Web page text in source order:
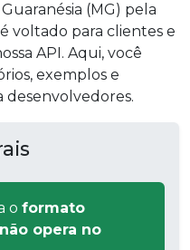
(MG) pela
voltado para clientes e
API. Aqui, você
exemplos e
desenvolvedores.
o formato
não opera no